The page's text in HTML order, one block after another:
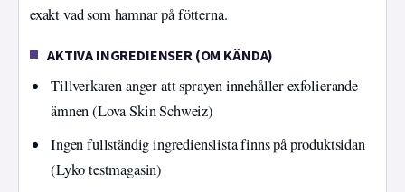
exakt vad som hamnar på fötterna.
AKTIVA INGREDIENSER (OM KÄNDA)
Tillverkaren anger att sprayen innehåller exfolierande
ämnen (Lova Skin Schweiz)
Ingen fullständig ingredienslista finns på produktsidan
(Lyko testmagasin)